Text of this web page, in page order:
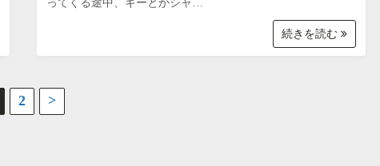
ってくる途中、キーとかシャ…
続きを読む
2 >